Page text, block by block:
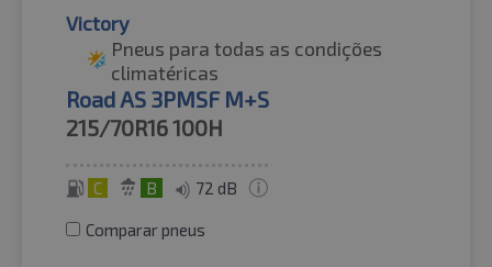
Victory
Pneus para todas as condições
climatéricas
Road AS 3PMSF M+S
215/70R16100H
C B 72 dB
Comparar pneus